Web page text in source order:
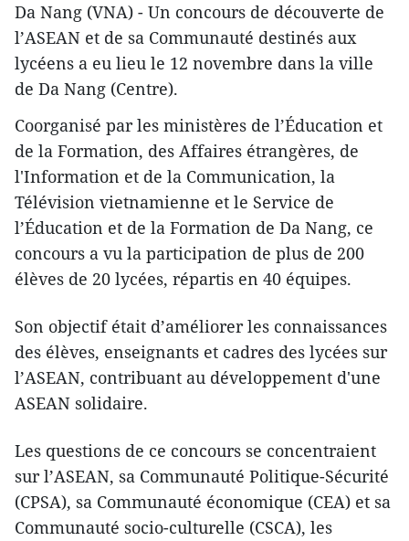
Da Nang (VNA) - Un concours de découverte de
l’ASEAN et de sa Communauté destinés ​aux
lycéens a eu lieu le 12 novembre dans la ville
de Da Nang (Centre).
Coorganisé par les ministères de l’Éducation et
de la Formation, des Affaires étrangères, de
l'Information et de la Communication, la
Télévision vietnamienne et le Service de
l’Éducation et de la Formation de Da Nang, ce
concours a vu la participation de plus de 200
élèves de 20 lycées, répartis en 40 équipes.
Son objectif était d’améliorer les connaissances
des élèves, enseignants et cadres des ​lycées sur
l’ASEAN, contribuant au développement d'une
ASEAN solidaire.
Les questions de ce concours se concentraient
sur l’ASEAN, ​sa Communauté Politique-Sécurité
(CPSA), sa Communauté économique (CEA) et sa
Communauté socio-culturelle (CSCA), les